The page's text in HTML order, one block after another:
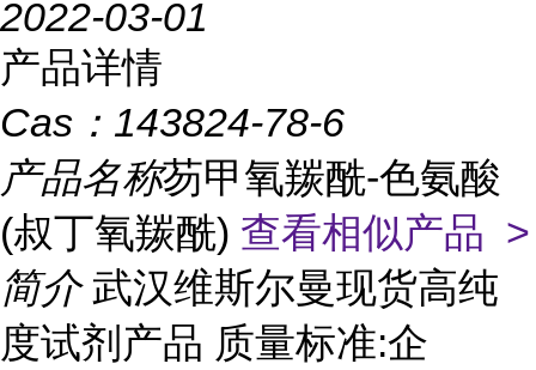
2022-03-01
产品详情
Cas： 143824-78-6
产品名称芴甲氧羰酰-色氨酸
(叔丁氧羰酰) 查看相似产品 >
简介 武汉维斯尔曼现货高纯
度试剂产品 质量标准:企